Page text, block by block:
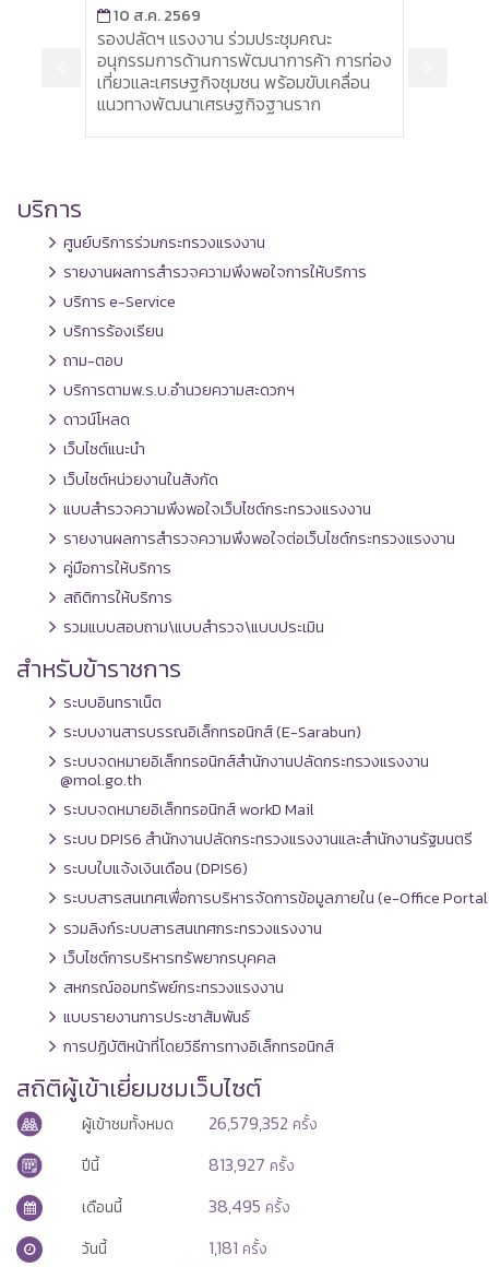
10 ส.ค. 2569
รองปลัดฯ แรงงาน ร่วมประชุมคณะ
อนุกรรมการด้านการพัฒนาการค้า การท่อง
เที่ยวและเศรษฐกิจชุมชน พร้อมขับเคลื่อน
แนวทางพัฒนาเศรษฐกิจฐานราก
บริการ
ศูนย์บริการร่วมกระทรวงแรงงาน
รายงานผลการสำรวจความพึงพอใจการให้บริการ
บริการ e-Service
บริการร้องเรียน
ถาม-ตอบ
บริการตามพ.ร.บ.อำนวยความสะดวกฯ
ดาวน์โหลด
เว็บไซต์แนะนำ
เว็บไซต์หน่วยงานในสังกัด
แบบสำรวจความพึงพอใจเว็บไซต์กระทรวงแรงงาน
รายงานผลการสำรวจความพึงพอใจต่อเว็บไซต์กระทรวงแรงงาน
คู่มือการให้บริการ
สถิติการให้บริการ
รวมแบบสอบถาม\แบบสำรวจ\แบบประเมิน
สำหรับข้าราชการ
ระบบอินทราเน็ต
ระบบงานสารบรรณอิเล็กทรอนิกส์ (E-Sarabun)
ระบบจดหมายอิเล็กทรอนิกส์สำนักงานปลัดกระทรวงแรงงาน
@mol.go.th
ระบบจดหมายอิเล็กทรอนิกส์ workD Mail
ระบบ DPIS6 สำนักงานปลัดกระทรวงแรงงานและสำนักงานรัฐมนตรี
ระบบใบแจ้งเงินเดือน (DPIS6)
ระบบสารสนเทศเพื่อการบริหารจัดการข้อมูลภายใน (e-Office
รวมลิงก์ระบบสารสนเทศกระทรวงแรงงาน
เว็บไซต์การบริหารทรัพยากรบุคคล
สหกรณ์ออมทรัพย์กระทรวงแรงงาน
แบบรายงานการประชาสัมพันธ์
การปฏิบัติหน้าที่โดยวิธีการทางอิเล็กทรอนิกส์
สถิติผู้เข้าเยี่ยมชมเว็บไซต์
ผู้เข้าชมทั้งหมด 26,579,352 ครั้ง
ปีนี้
813,927 ครั้ง
เดือนนี้
38,495 ครั้ง
วันนี้
1,181 ครั้ง